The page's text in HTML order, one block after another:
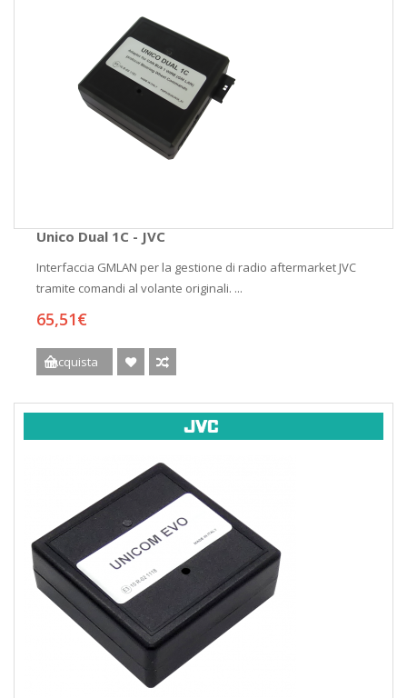
Unico Dual 1C - JVC
Interfaccia GMLAN per la gestione di radio aftermarket JVC
tramite comandi al volante originali. ...
65,51€
Acquista